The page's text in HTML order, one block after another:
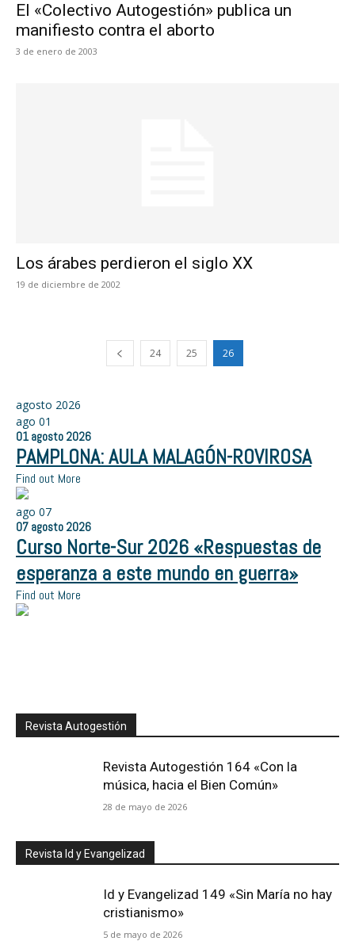
El «Colectivo Autogestión» publica un
manifiesto contra el aborto
3 de enero de 2003
Los árabes perdieron el siglo XX
19 de diciembre de 2002
24 25 26
agosto 2026
ago 01
01 agosto 2026
PAMPLONA: AULA MALAGÓN-ROVIROSA
Find out More
ago 07
07 agosto 2026
Curso Norte-Sur 2026 «Respuestas de
esperanza a este mundo en guerra»
Find out More
Revista Autogestión
Revista Autogestión 164 «Con la
música, hacia el Bien Común»
28 de mayo de 2026
Revista Id y Evangelizad
Id y Evangelizad 149 «Sin María no hay
cristianismo»
5 de mayo de 2026